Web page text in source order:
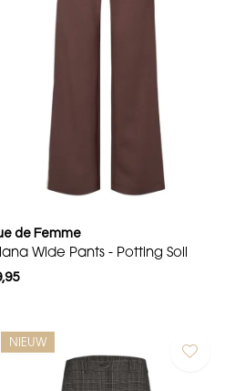
de Femme
Wide Pants - Potting Soil
NIEUW